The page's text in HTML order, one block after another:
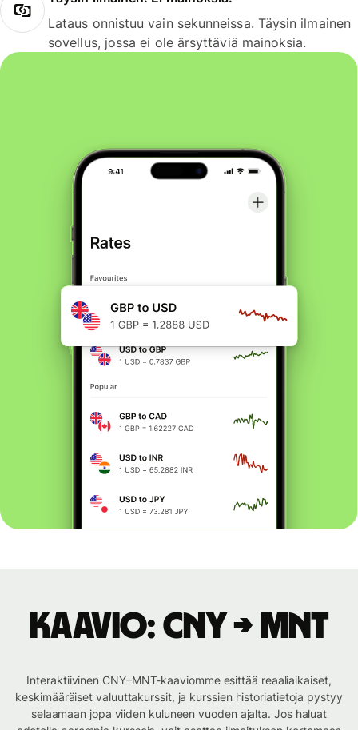
Lataus onnistuu vain sekunneissa. Täysin ilmainen
sovellus, jossa ei ole ärsyttäviä mainoksia.
Kaavio: CNY → MNT
Interaktiivinen CNY–MNT-kaaviomme esittää reaaliaikaiset,
keskimääräiset valuuttakurssit, ja kurssien historiatietoja pystyy
selaamaan jopa viiden kuluneen vuoden ajalta. Jos haluat